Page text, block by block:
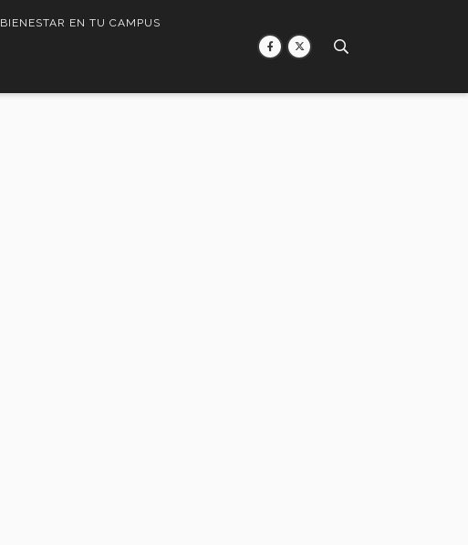
BIENESTAR EN TU CAMPUS